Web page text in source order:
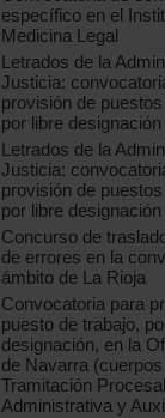
específico en el
Medicina Legal
Letrados de la
Justicia:
provisión de
por libre designación
Letrados de la
Justicia:
provisión de
por libre designación
Concurso de
de errores en la
ámbito de La Rioja
Convocatoria para
puesto de trabajo,
designación, en la
de Navarra
Tramitación
Administrativa y